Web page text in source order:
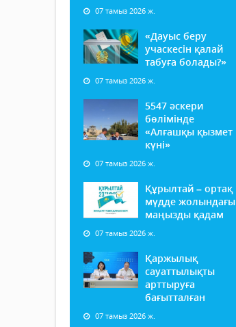
07 тамыз 2026 ж.
«Дауыс беру
учаскесін қалай
табуға болады?»
07 тамыз 2026 ж.
5547 әскери
бөлімінде
«Алғашқы қызмет
күні»
07 тамыз 2026 ж.
Құрылтай – ортақ
мүдде жолындағы
маңызды қадам
07 тамыз 2026 ж.
Қаржылық
сауаттылықты
арттыруға
бағытталған
07 тамыз 2026 ж.